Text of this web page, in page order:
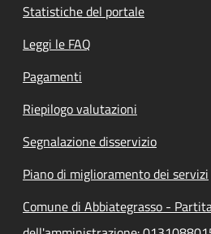
Statistiche del portale
Leggi le FAQ
Pagamenti
Riepilogo valutazioni
Segnalazione disservizio
Piano di miglioramento dei servizi
Comune di Abbiategrasso -